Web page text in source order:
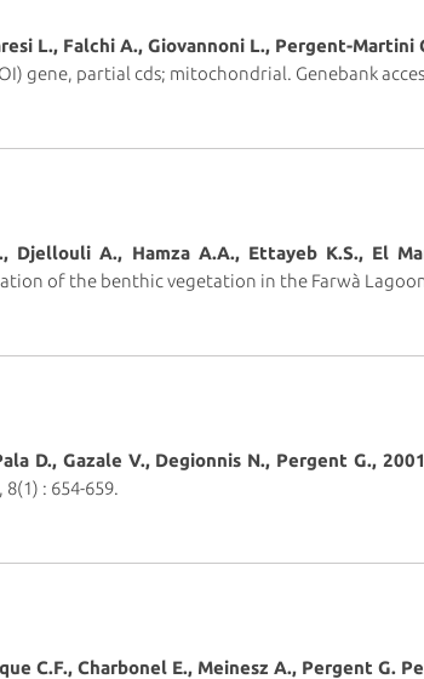
L., Falchi A., Giovannoni L., Pergent-Martini
gene, partial cds; mitochondrial. Genebank
Djellouli A., Hamza A.A., Ettayeb K.S., El
of the benthic vegetation in the Farwà
D., Gazale V., Degionnis N., Pergent G.,
: 654-659.
C.F., Charbonel E., Meinesz A., Pergent G.